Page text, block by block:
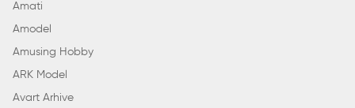
Amati
Amodel
Amusing Hobby
ARK Model
Avart Arhive